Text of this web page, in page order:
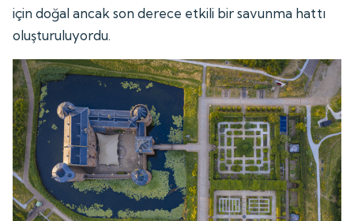
için doğal ancak son derece etkili bir savunma hattı
oluşturuluyordu.